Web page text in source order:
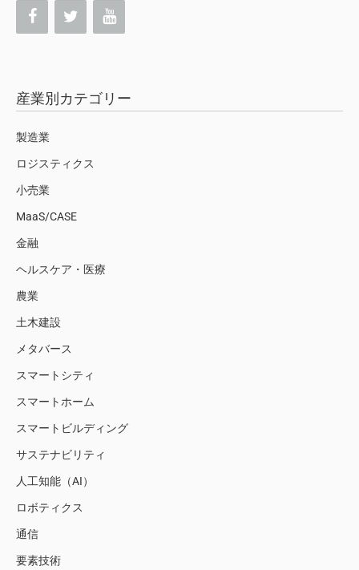
産業別カテゴリー
製造業
ロジスティクス
小売業
MaaS/CASE
金融
ヘルスケア・医療
農業
土木建設
メタバース
スマートシティ
スマートホーム
スマートビルディング
サステナビリティ
人工知能（AI）
ロボティクス
通信
要素技術